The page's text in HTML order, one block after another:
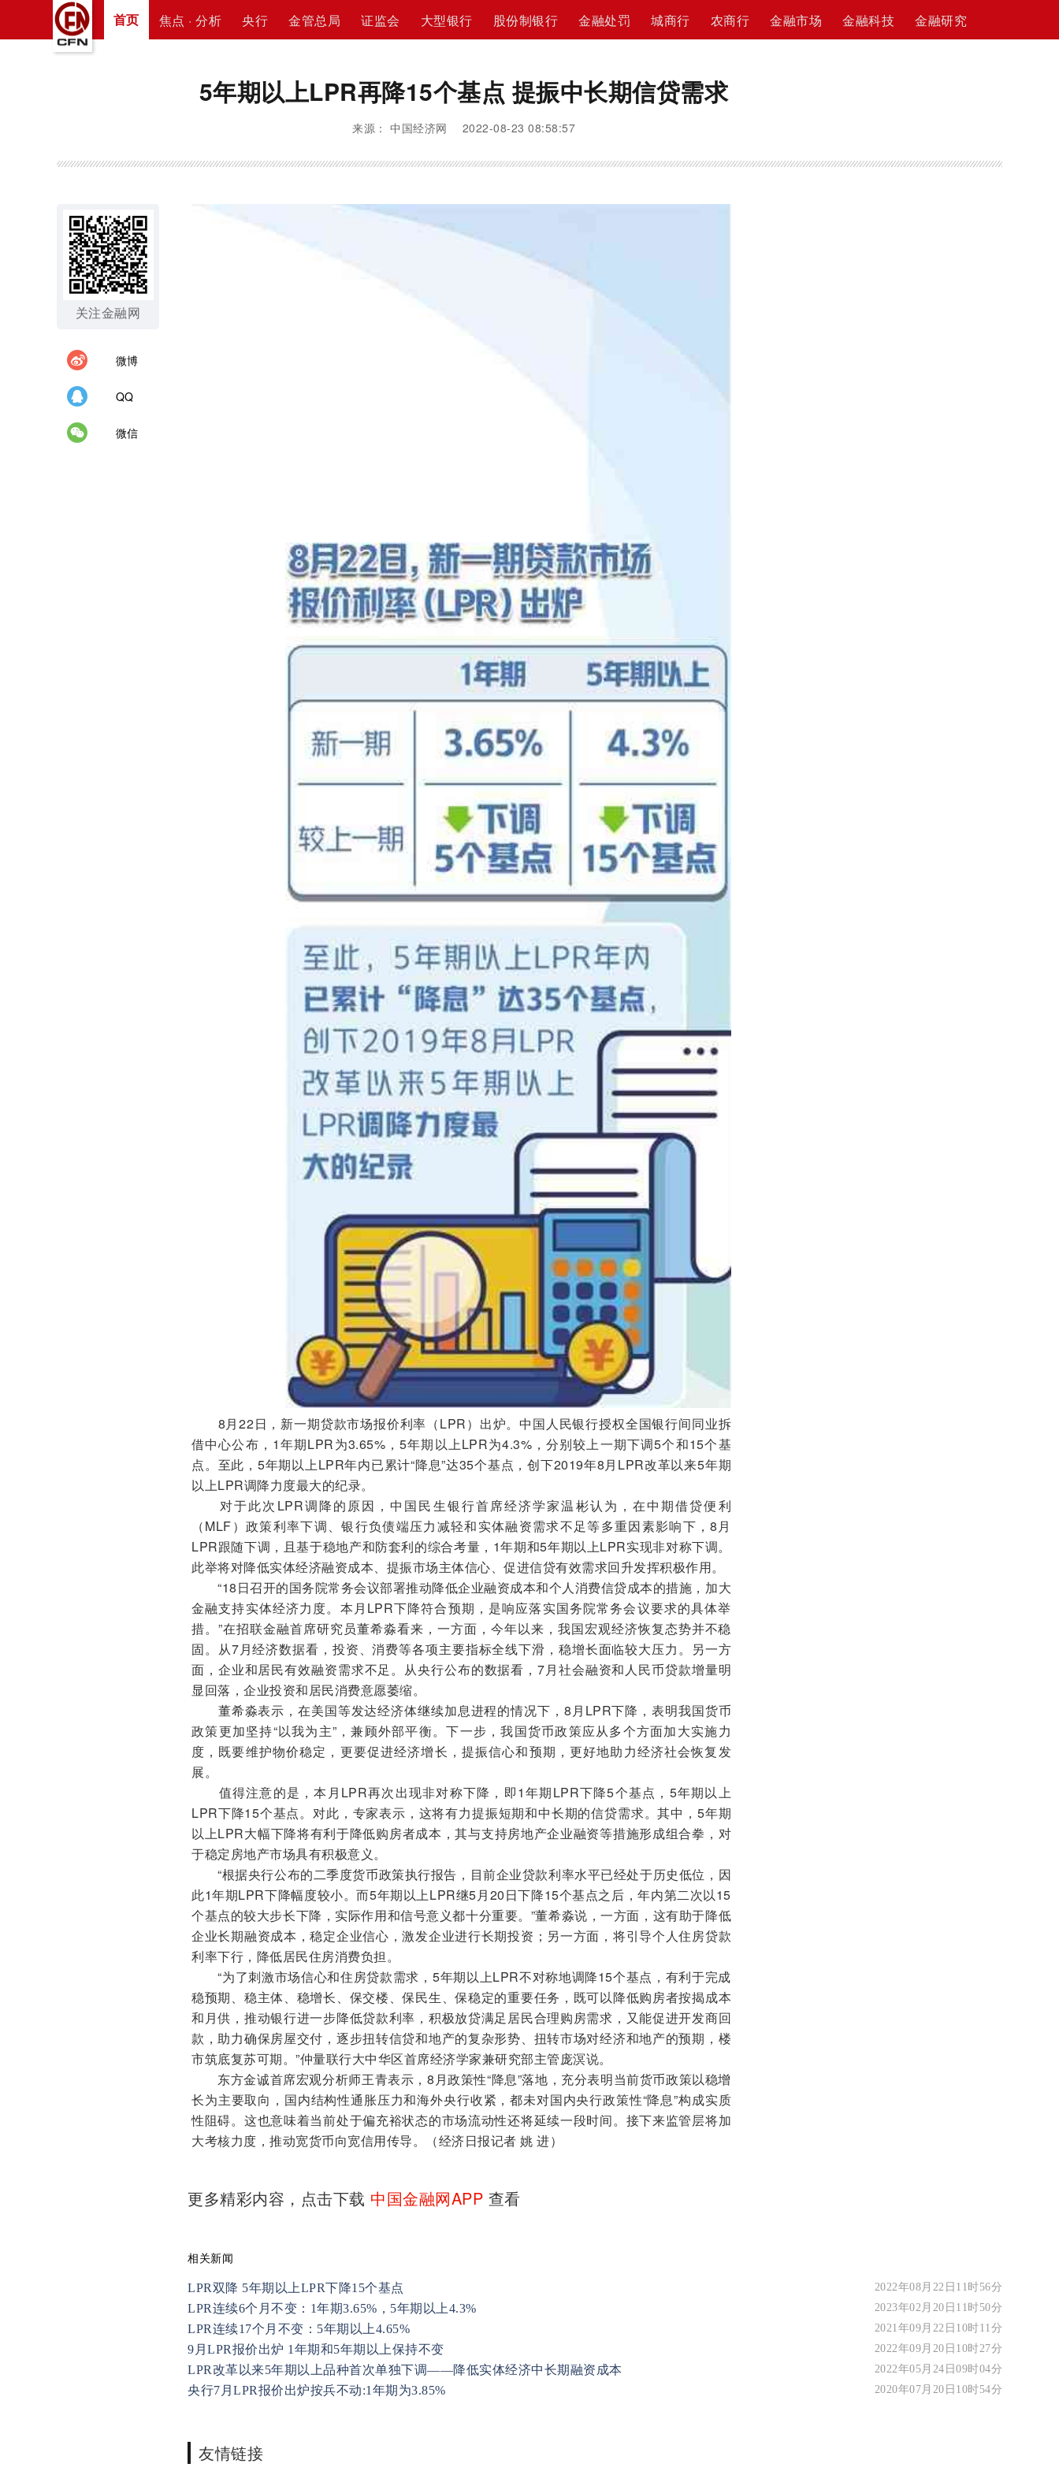
首页 焦点 · 分析 央行 金管总局 证监会 大型银行 股份制银行 金融处罚 城商行 农商行 金融市场 金融科技 金融研究
5年期以上LPR再降15个基点 提振中长期信贷需求
来源： 中国经济网 2022-08-23 08:58:57
关注金融网
微博
QQ
微信
8月22日，新一期贷款市场报价利率（LPR）出炉。中国人民银行授权全国银行间同业拆
借中心公布，1年期LPR为3.65%，5年期以上LPR为4.3%，分别较上一期下调5个和15个基
点。至此，5年期以上LPR年内已累计“降息”达35个基点，创下2019年8月LPR改革以来5年期
以上LPR调降力度最大的纪录。
对于此次LPR调降的原因，中国民生银行首席经济学家温彬认为，在中期借贷便利
（MLF）政策利率下调、银行负债端压力减轻和实体融资需求不足等多重因素影响下，8月
LPR跟随下调，且基于稳地产和防套利的综合考量，1年期和5年期以上LPR实现非对称下调。
此举将对降低实体经济融资成本、提振市场主体信心、促进信贷有效需求回升发挥积极作用。
“18日召开的国务院常务会议部署推动降低企业融资成本和个人消费信贷成本的措施，加大
金融支持实体经济力度。本月LPR下降符合预期，是响应落实国务院常务会议要求的具体举
措。”在招联金融首席研究员董希淼看来，一方面，今年以来，我国宏观经济恢复态势并不稳
固。从7月经济数据看，投资、消费等各项主要指标全线下滑，稳增长面临较大压力。另一方
面，企业和居民有效融资需求不足。从央行公布的数据看，7月社会融资和人民币贷款增量明
显回落，企业投资和居民消费意愿萎缩。
董希淼表示，在美国等发达经济体继续加息进程的情况下，8月LPR下降，表明我国货币
政策更加坚持“以我为主”，兼顾外部平衡。下一步，我国货币政策应从多个方面加大实施力
度，既要维护物价稳定，更要促进经济增长，提振信心和预期，更好地助力经济社会恢复发
展。
值得注意的是，本月LPR再次出现非对称下降，即1年期LPR下降5个基点，5年期以上
LPR下降15个基点。对此，专家表示，这将有力提振短期和中长期的信贷需求。其中，5年期
以上LPR大幅下降将有利于降低购房者成本，其与支持房地产企业融资等措施形成组合拳，对
于稳定房地产市场具有积极意义。
“根据央行公布的二季度货币政策执行报告，目前企业贷款利率水平已经处于历史低位，因
此1年期LPR下降幅度较小。而5年期以上LPR继5月20日下降15个基点之后，年内第二次以15
个基点的较大步长下降，实际作用和信号意义都十分重要。”董希淼说，一方面，这有助于降低
企业长期融资成本，稳定企业信心，激发企业进行长期投资；另一方面，将引导个人住房贷款
利率下行，降低居民住房消费负担。
“为了刺激市场信心和住房贷款需求，5年期以上LPR不对称地调降15个基点，有利于完成
稳预期、稳主体、稳增长、保交楼、保民生、保稳定的重要任务，既可以降低购房者按揭成本
和月供，推动银行进一步降低贷款利率，积极放贷满足居民合理购房需求，又能促进开发商回
款，助力确保房屋交付，逐步扭转信贷和地产的复杂形势、扭转市场对经济和地产的预期，楼
市筑底复苏可期。”仲量联行大中华区首席经济学家兼研究部主管庞溟说。
东方金诚首席宏观分析师王青表示，8月政策性“降息”落地，充分表明当前货币政策以稳增
长为主要取向，国内结构性通胀压力和海外央行收紧，都未对国内央行政策性“降息”构成实质
性阻碍。这也意味着当前处于偏充裕状态的市场流动性还将延续一段时间。接下来监管层将加
大考核力度，推动宽货币向宽信用传导。（经济日报记者 姚 进）
更多精彩内容，点击下载 中国金融网APP 查看
相关新闻
LPR双降 5年期以上LPR下降15个基点 2022年08月22日11时56分
LPR连续6个月不变：1年期3.65%，5年期以上4.3% 2023年02月20日11时50分
LPR连续17个月不变：5年期以上4.65% 2021年09月22日10时11分
9月LPR报价出炉 1年期和5年期以上保持不变 2022年09月20日10时27分
LPR改革以来5年期以上品种首次单独下调——降低实体经济中长期融资成本 2022年05月24日09时04分
央行7月LPR报价出炉按兵不动:1年期为3.85% 2020年07月20日10时54分
友情链接